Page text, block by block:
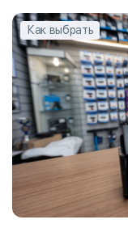
Как выбрать